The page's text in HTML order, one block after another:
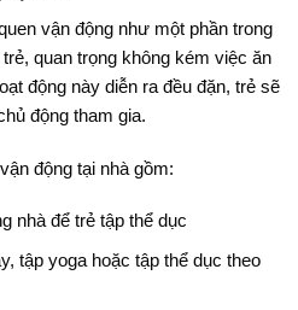
vận động như một phần trong
quan trọng không kém việc ăn
động này diễn ra đều đặn, trẻ sẽ
động tham gia.
động tại nhà gồm:
nhà để trẻ tập thể dục
tập yoga hoặc tập thể dục theo